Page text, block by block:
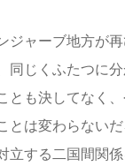
ジャーブ地方が
同じくふたつに
とも決してなく
とは変わらないだ
立する二国間関